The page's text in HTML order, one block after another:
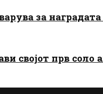
за
својот прв соло